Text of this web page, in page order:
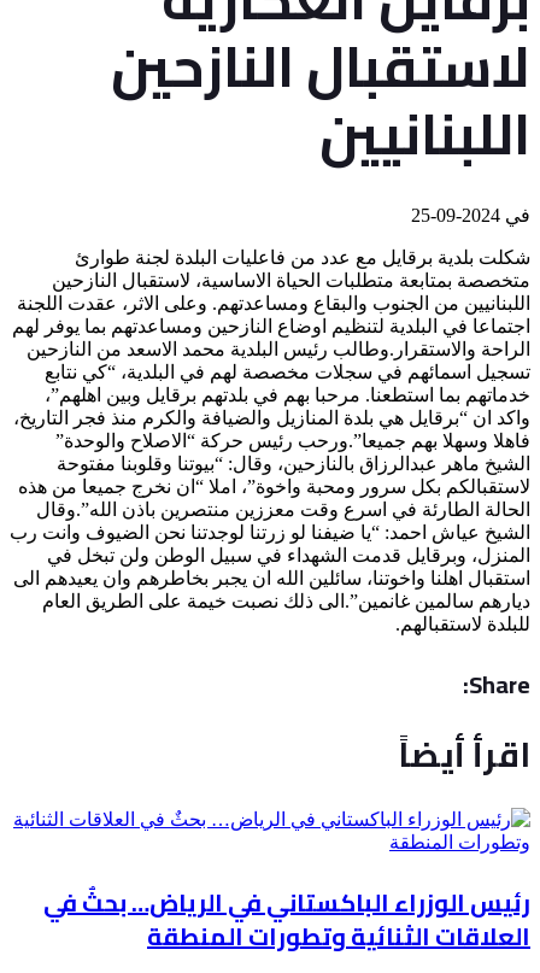
لاستقبال النازحين
اللبنانيين
في
شكلت بلدية برقايل مع عدد من فاعليات البلدة لجنة طوارئ
متخصصة بمتابعة متطلبات الحياة الاساسية، لاستقبال النازحين
اللبنانيين من الجنوب والبقاع ومساعدتهم. وعلى الاثر، عقدت اللجنة
اجتماعا في البلدية لتنظيم اوضاع النازحين ومساعدتهم بما يوفر لهم
الراحة والاستقرار.وطالب رئيس البلدية محمد الاسعد من النازحين
تسجيل اسمائهم في سجلات مخصصة لهم في البلدية، “كي نتابع
خدماتهم بما استطعنا. مرحبا بهم في بلدتهم برقايل وبين اهلهم”،
واكد ان “برقايل هي بلدة المنازيل والضيافة والكرم منذ فجر التاريخ،
فاهلا وسهلا بهم جميعا”.ورحب رئيس حركة “الاصلاح والوحدة”
الشيخ ماهر عبدالرزاق بالنازحين، وقال: “بيوتنا وقلوبنا مفتوحة
لاستقبالكم بكل سرور ومحبة واخوة”، املا “ان نخرج جميعا من هذه
الحالة الطارئة في اسرع وقت معززين منتصرين باذن الله”.وقال
الشيخ عياش احمد: “يا ضيفنا لو زرتنا لوجدتنا نحن الضيوف وانت رب
المنزل، وبرقايل قدمت الشهداء في سبيل الوطن ولن تبخل في
استقبال اهلنا واخوتنا، سائلين الله ان يجبر بخاطرهم وان يعيدهم الى
ديارهم سالمين غانمين”.الى ذلك نصبت خيمة على الطريق العام
للبلدة لاستقبالهم.
Share:
اقرأ أيضاً
رئيس الوزراء الباكستاني في الرياض… بحثٌ في
العلاقات الثنائية وتطورات المنطقة